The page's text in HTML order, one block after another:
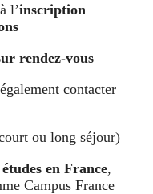
l’inscription
rendez-vous
contacter
ou long séjour)
études en France,
Campus France